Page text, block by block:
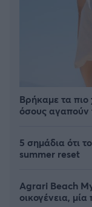
Βρήκαμε τα
όσους αγαπούν
5 σημάδια ότι
summer reset
Agrari Beach
οικογένεια,